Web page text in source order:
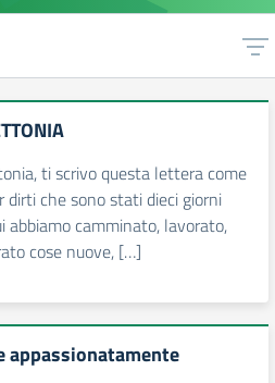
ti scrivo questa lettera come
dirti che sono stati dieci giorni
camminato, lavorato,
cose nuove, […]
appassionatamente